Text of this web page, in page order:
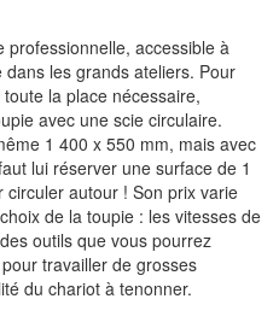
professionnelle, accessible à
les grands ateliers. Pour
la place nécessaire,
avec une scie circulaire.
1 400 x 550 mm, mais avec
lui réserver une surface de 1
autour ! Son prix varie
de la toupie : les vitesses de
outils que vous pourrez
travailler de grosses
du chariot à tenonner.